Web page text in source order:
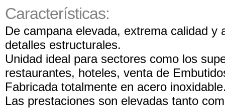
Características:
De campana elevada, extrema calidad y
detalles estructurales.
Unidad ideal para sectores como los
restaurantes, hoteles, venta de
Fabricada totalmente en acero
Las prestaciones son elevadas tanto